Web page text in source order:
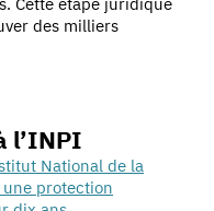
des milliers
l’INPI
National de la
protection